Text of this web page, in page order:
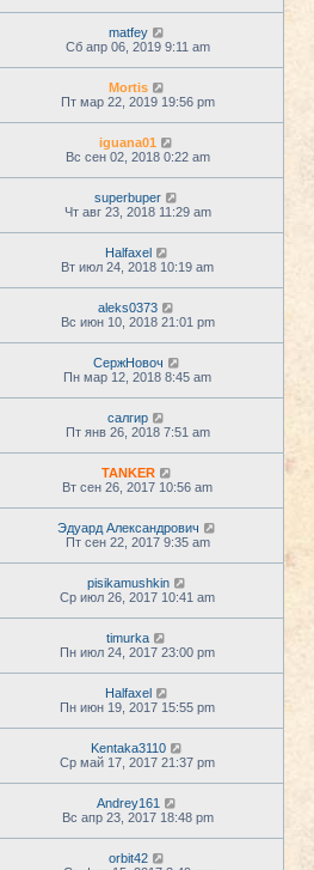
matfey
Сб апр 06, 2019 9:11 am
Mortis
Пт мар 22, 2019 19:56 pm
iguana01
Вс сен 02, 2018 0:22 am
superbuper
Чт авг 23, 2018 11:29 am
Halfaxel
Вт июл 24, 2018 10:19 am
aleks0373
Вс июн 10, 2018 21:01 pm
СержНовоч
Пн мар 12, 2018 8:45 am
салгир
Пт янв 26, 2018 7:51 am
TANKER
Вт сен 26, 2017 10:56 am
Эдуард Александрович
Пт сен 22, 2017 9:35 am
pisikamushkin
Ср июл 26, 2017 10:41 am
timurka
Пн июл 24, 2017 23:00 pm
Halfaxel
Пн июн 19, 2017 15:55 pm
Kentaka3110
Ср май 17, 2017 21:37 pm
Andrey161
Вс апр 23, 2017 18:48 pm
orbit42